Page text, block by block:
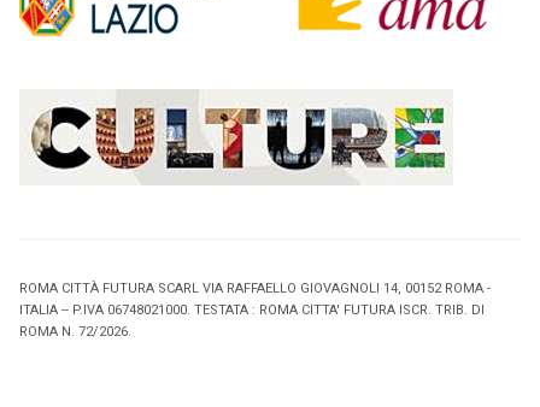
ROMA CITTÀ FUTURA SCARL VIA RAFFAELLO GIOVAGNOLI 14, 00152 ROMA -
ITALIA -- P.IVA 06748021000. TESTATA : ROMA CITTA' FUTURA ISCR. TRIB. DI
ROMA N. 72/2026.